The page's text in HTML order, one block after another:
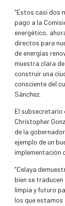
“Estos casi dos
pago a la
energético,
directos para
de energías
muestra clara
construir una
consciente del
Sánchez.
El subsecretario
Christopher
de la
ejemplo de un
implementación
“Celaya
bien se
limpia y futuro
los que